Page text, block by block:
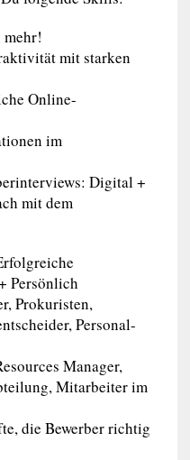
mit starken
Online-
im
Digital +
mit dem
Persönlich
Prokuristen,
Personal-
Manager,
Mitarbeiter im
die Bewerber richtig